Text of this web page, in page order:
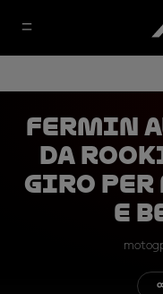
Fermin
da
giro per
e